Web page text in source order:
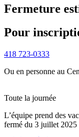
Fermeture
Pour
418 723-0333
Ou en personne au
Toute la journée
L’équipe prend des
fermé du 3 juillet 2025